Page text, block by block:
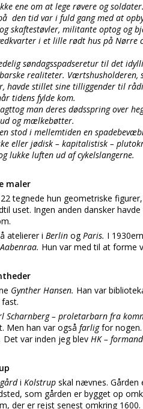
ene om at lege røvere og
den tid var i fuld gang med at
skaftestøvler, militante optog og
i et lille rødt hus på Nørre
søndagsspadseretur til det
realiteter. Værtshusholderen,
havde stillet sine tilliggender til
tidens fylde kom.
man deres dødsspring over
og mælkebøtter.
stod i mellemtiden en
eller jødisk – kapitalistisk –
lukke luften ud af cykelslangerne.
maler
tegnede hun geometriske
uset. Ingen anden dansker
atelierer i Berlin ogParis. I
Aabenraa. Hun var med til at forme
Gynther Hansen. Han var
Scharnberg – proletarbarn fra
Men han var også farligfor
Det var inden jeg blev HK –
i Kolstrup skal nævnes.
som gården er bygget op
der er rejst senest omkring 1600.